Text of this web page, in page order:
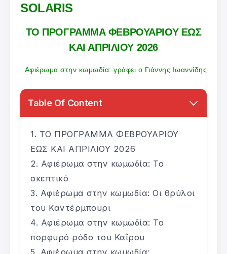
SOLARIS
ΤΟ ΠΡΟΓΡΑΜΜΑ ΦΕΒΡΟΥΑΡΙΟΥ ΕΩΣ
ΚΑΙ ΑΠΡΙΛΙΟΥ 2026
Αφιέρωμα στην κωμωδία: γράφει ο Γιάννης Ιωαννίδης
Table Of Content
ΤΟ ΠΡΟΓΡΑΜΜΑ ΦΕΒΡΟΥΑΡΙΟΥ
ΕΩΣ ΚΑΙ ΑΠΡΙΛΙΟΥ 2026
Αφιέρωμα στην κωμωδία: Το
σκεπτικό
Αφιέρωμα στην κωμωδία: Οι θρύλοι
του Καντέρμπουρι
Αφιέρωμα στην κωμωδία: Το
πορφυρό ρόδο του Καΐρου
Αφιέρωμα στην κωμωδία: